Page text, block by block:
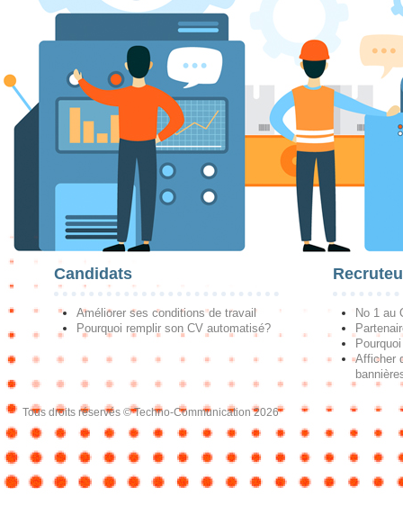
Candidats
Améliorer ses conditions de travail
Pourquoi remplir son CV automatisé?
No 1 au
Afficher
Tous droits réservés © Techno-Communication 2026